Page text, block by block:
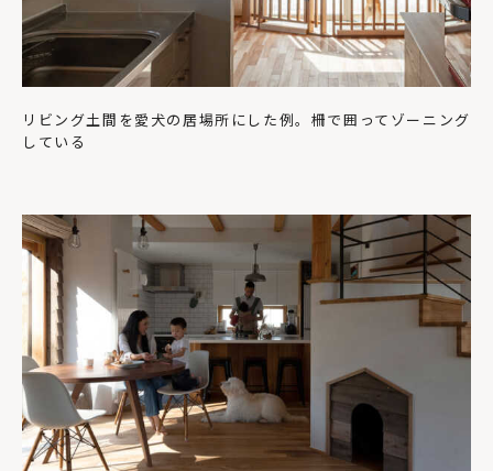
リビング土間を愛犬の居場所にした例。柵で囲ってゾーニング
している